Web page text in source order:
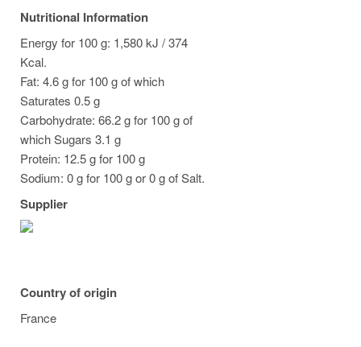
Nutritional Information
Energy for 100 g: 1,580 kJ / 374
Kcal.
Fat: 4.6 g for 100 g of which
Saturates 0.5 g
Carbohydrate: 66.2 g for 100 g of
which Sugars 3.1 g
Protein: 12.5 g for 100 g
Sodium: 0 g for 100 g or 0 g of Salt.
Supplier
Country of origin
France